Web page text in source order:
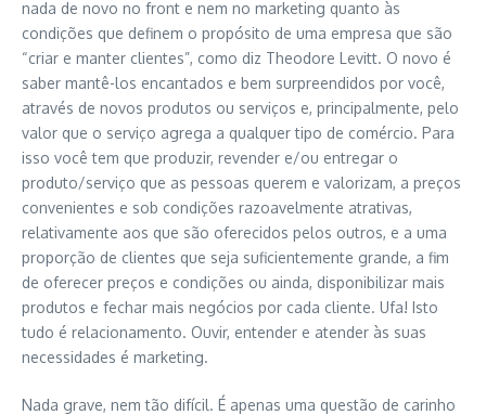
nada de novo no front e nem no marketing quanto às
condições que definem o propósito de uma empresa que são
“criar e manter clientes”, como diz Theodore Levitt. O novo é
saber mantê-los encantados e bem surpreendidos por você,
através de novos produtos ou serviços e, principalmente, pelo
valor que o serviço agrega a qualquer tipo de comércio. Para
isso você tem que produzir, revender e/ou entregar o
produto/serviço que as pessoas querem e valorizam, a preços
convenientes e sob condições razoavelmente atrativas,
relativamente aos que são oferecidos pelos outros, e a uma
proporção de clientes que seja suficientemente grande, a fim
de oferecer preços e condições ou ainda, disponibilizar mais
produtos e fechar mais negócios por cada cliente. Ufa! Isto
tudo é relacionamento. Ouvir, entender e atender às suas
necessidades é marketing.
Nada grave, nem tão difícil. É apenas uma questão de carinho